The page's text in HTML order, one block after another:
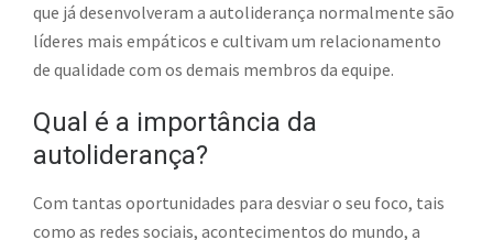
que já desenvolveram a autoliderança normalmente são
líderes mais empáticos e cultivam um relacionamento
de qualidade com os demais membros da equipe.
Qual é a importância da
autoliderança?
Com tantas oportunidades para desviar o seu foco, tais
como as redes sociais, acontecimentos do mundo, a